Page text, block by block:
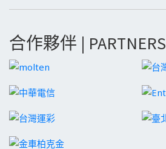
合作夥伴 | PARTNERS